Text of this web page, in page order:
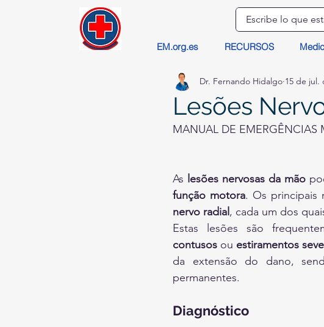
EM.org.es RECURSOS
Lesões
Dr. Fernando Hidalgo 15 de jul.
MANUAL DE EMERGÊNCIAS
As lesões nervosas da mão
função motora. Os principais
nervo radial , cada um dos
Estas lesões são
contusos ou estiramentos
da extensão do dano,
permanentes.
Diagnóstico